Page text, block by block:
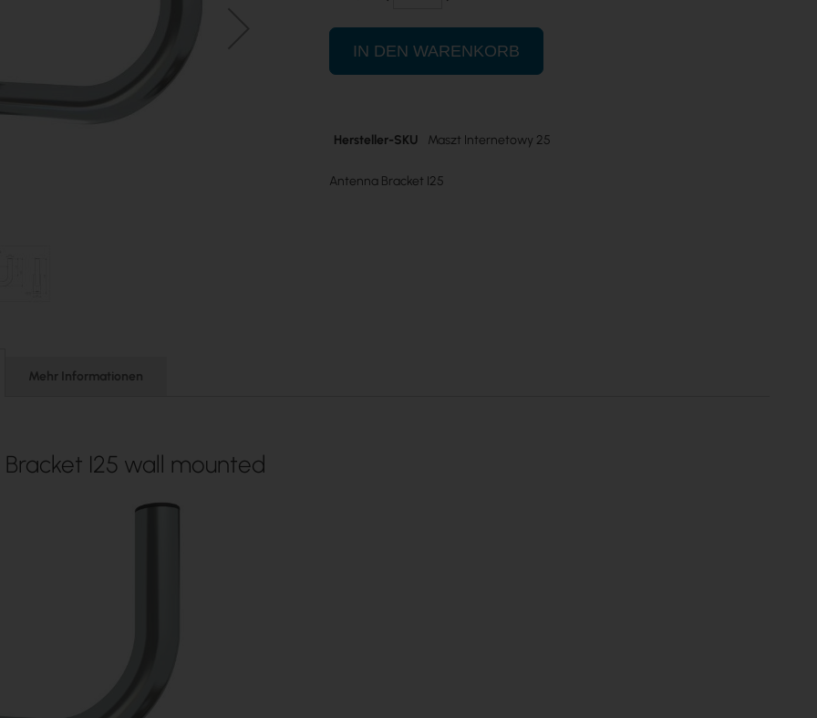
IN DEN WARENKORB
Mehr
Hersteller-SKU Maszt Internetowy 25
Antenna Bracket I25
Mehr Informationen
Bracket I25 wall mounted